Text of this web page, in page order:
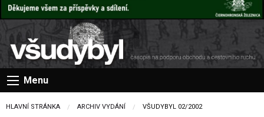
Menu
HLAVNÍ STRÁNKA ARCHIV VYDÁNÍ CURRENT:
VŠUDYBYL 02/2002